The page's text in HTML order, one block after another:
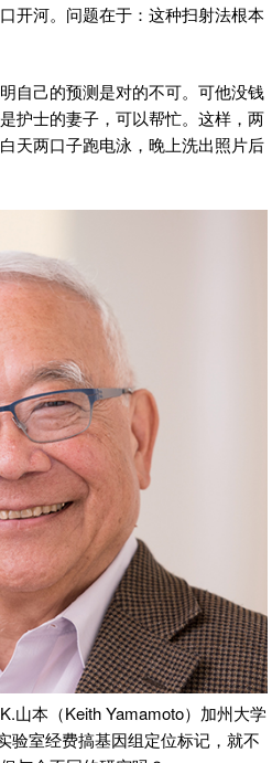
开河。问题在于：这种扫射法根本
自己的预测是对的不可。可他没钱
护士的妻子，可以帮忙。这样，两
天两口子跑电泳，晚上洗出照片后
山本（Keith Yamamoto）加州大学
验室经费搞基因组定位标记，就不